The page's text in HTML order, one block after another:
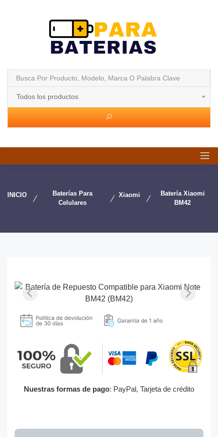
Todos los productos
INICIO
Baterías Para
Celulares
Xiaomi
Batería Xiaomi
BM42
Nuestras formas de pago: PayPal, Tarjeta de crédito